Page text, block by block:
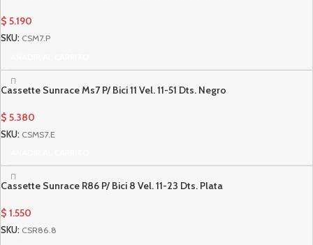
$ 5.190
SKU: CSM7.P
Cassette Sunrace Ms7 P/ Bici 11 Vel. 11-51 Dts. Negro
$ 5.380
SKU: CSMS7.E
Cassette Sunrace R86 P/ Bici 8 Vel. 11-23 Dts. Plata
$ 1.550
SKU: CSR86.8